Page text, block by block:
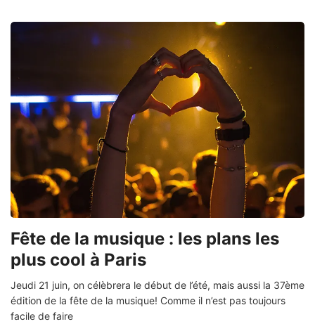
Fête de la musique : les plans les
plus cool à Paris
Jeudi 21 juin, on célèbrera le début de l’été, mais aussi la 37ème
édition de la fête de la musique! Comme il n’est pas toujours
facile de faire